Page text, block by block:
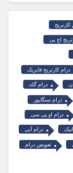
کارتریج
اچ پی
درام کارتریج فابریک
درام گلد
درام سنگاپور
درام او پی سی
درام آبی
تعویض درام